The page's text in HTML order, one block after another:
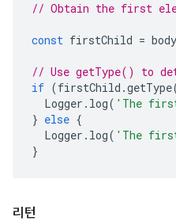
// Obtain the first
const firstChild = body
// Use getType() to
if (firstChild .getType
Logger . log( 'The
} else {
Logger . log( 'The
}
리턴